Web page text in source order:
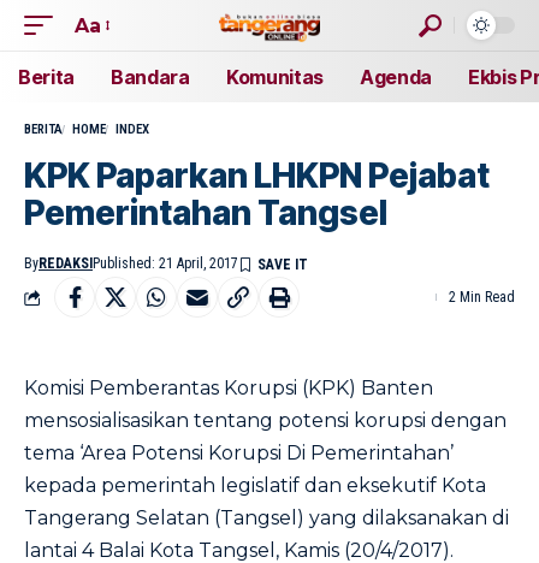
Aa
Berita Bandara Komunitas Agenda Ekbis
BERITA HOME INDEX
KPK Paparkan LHKPN Pejabat
Pemerintahan Tangsel
ByREDAKSI Published: 21 April, 2017
2 Min Read
Komisi Pemberantas Korupsi (KPK) Banten
mensosialisasikan tentang potensi korupsi dengan
tema ‘Area Potensi Korupsi Di Pemerintahan’
kepada pemerintah legislatif dan eksekutif Kota
Tangerang Selatan (Tangsel) yang dilaksanakan di
lantai 4 Balai Kota Tangsel, Kamis (20/4/2017).